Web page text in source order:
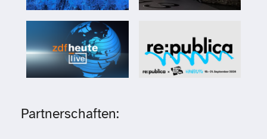
Partnerschaften: